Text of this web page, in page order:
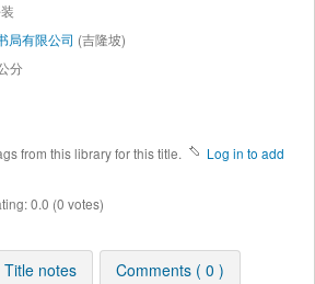
局有限公司 (吉隆坡)
分
from this library for this title.
Log in to add
0.0 (0 votes)
Title notes Comments ( 0 )